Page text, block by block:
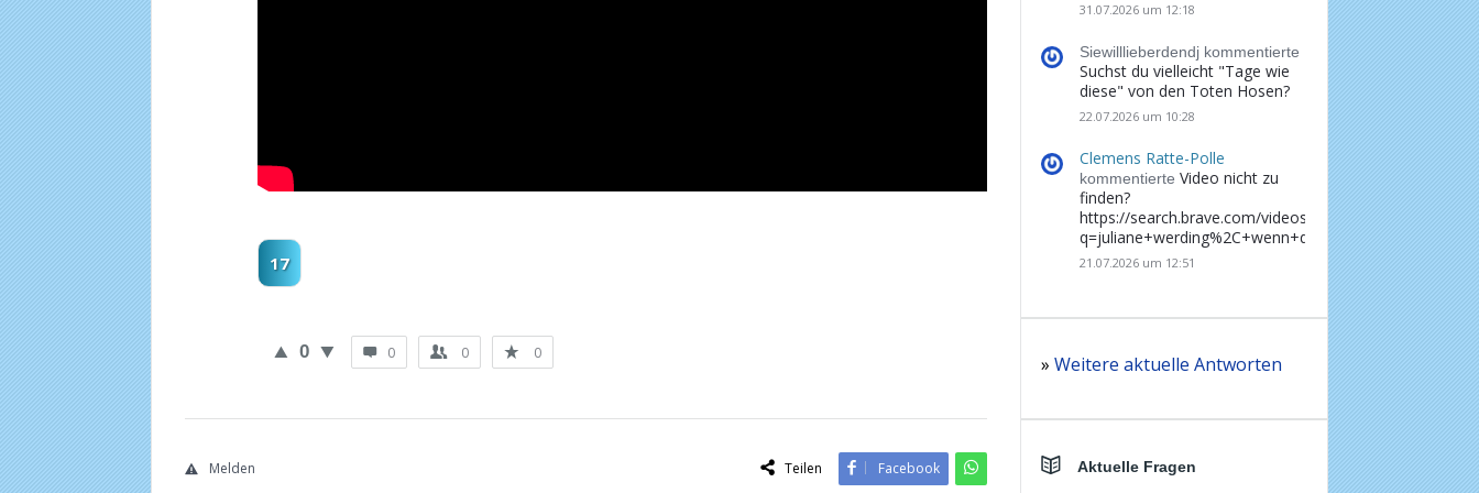
17
0 0 0 0
Teilen Facebook
Melden
31.07.2026 um 12:18
Siewilllieberdendj kommentierte
Suchst du vielleicht "Tage wie
diese" von den Toten Hosen?
22.07.2026 um 10:28
Clemens Ratte-Polle
kommentierte Video nicht zu
finden?
https://search.brave.com/videos?
21.07.2026 um 12:51
» Weitere aktuelle Antworten
Aktuelle Fragen